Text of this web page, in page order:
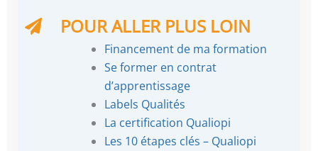
POUR ALLER PLUS LOIN
Financement de ma formation
Se former en contrat
d’apprentissage
Labels Qualités
La certification Qualiopi
Les 10 étapes clés – Qualiopi